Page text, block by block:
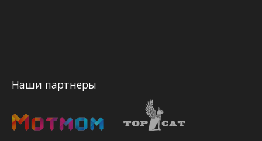
Наши партнеры